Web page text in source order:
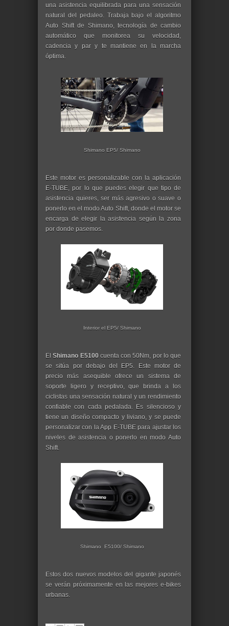
una asistencia equilibrada para una sensación
natural del pedaleo. Trabaja bajo el algoritmo
Auto Shift de Shimano, tecnología de cambio
automático que monitorea su velocidad,
cadencia y par y te mantiene en la marcha
óptima.
Shimano EP5/ Shimano
Este motor es personalizable con la aplicación
E-TUBE, por lo que puedes elegir que tipo de
asistencia quieres, ser más agresivo o suave o
ponerlo en el modo Auto Shift, donde el motor se
encarga de elegir la asistencia según la zona
por donde pasemos.
Interior el EP5/ Shimano
ElShimano E5100 cuenta con 50Nm, por lo que
se sitúa por debajo del EP5. Este motor de
precio más asequible ofrece un sistema de
soporte ligero y receptivo, que brinda a los
ciclistas una sensación natural y un rendimiento
confiable con cada pedalada. Es silencioso y
tiene un diseño compacto y liviano, y se puede
personalizar con la App E-TUBE para ajustar los
niveles de asistencia o ponerlo en modo Auto
Shift.
Shimano E5100/ Shimano
Estos dos nuevos modelos del gigante japonés
se verán próximamente en las mejores e-bikes
urbanas.